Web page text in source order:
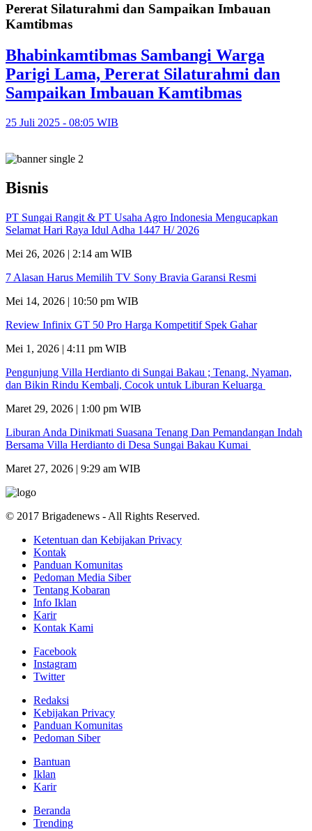
Pererat Silaturahmi dan Sampaikan Imbauan
Kamtibmas
Bhabinkamtibmas Sambangi Warga
Parigi Lama, Pererat Silaturahmi dan
Sampaikan Imbauan Kamtibmas
25 Juli 2025 - 08:05 WIB
Bisnis
PT Sungai Rangit & PT Usaha Agro Indonesia Mengucapkan
Selamat Hari Raya Idul Adha 1447 H/ 2026
Mei 26, 2026 | 2:14 am WIB
7 Alasan Harus Memilih TV Sony Bravia Garansi Resmi
Mei 14, 2026 | 10:50 pm WIB
Review Infinix GT 50 Pro Harga Kompetitif Spek Gahar
Mei 1, 2026 | 4:11 pm WIB
Pengunjung Villa Herdianto di Sungai Bakau ; Tenang, Nyaman,
dan Bikin Rindu Kembali, Cocok untuk Liburan Keluarga
Maret 29, 2026 | 1:00 pm WIB
Liburan Anda Dinikmati Suasana Tenang Dan Pemandangan Indah
Bersama Villa Herdianto di Desa Sungai Bakau Kumai
Maret 27, 2026 | 9:29 am WIB
© 2017 Brigadenews - All Rights Reserved.
Ketentuan dan Kebijakan Privacy
Kontak
Panduan Komunitas
Pedoman Media Siber
Tentang Kobaran
Info Iklan
Karir
Kontak Kami
Facebook
Instagram
Twitter
Redaksi
Kebijakan Privacy
Panduan Komunitas
Pedoman Siber
Bantuan
Iklan
Karir
Beranda
Trending